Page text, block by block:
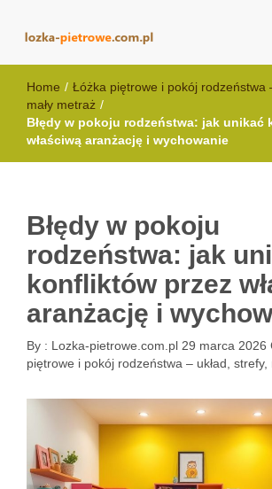
lozka-pietrowe.com.pl
Home / Łóżka piętrowe i pokój rodzeństwa
mały metraż /
Błędy w pokoju rodzeństwa: jak unikać
właściwą aranżację i wychowanie
Błędy w pokoju
rodzeństwa: jak
konfliktów przez
aranżację i
By : Lozka-pietrowe.com.pl 29 marca 2026
piętrowe i pokój rodzeństwa – układ, strefy,